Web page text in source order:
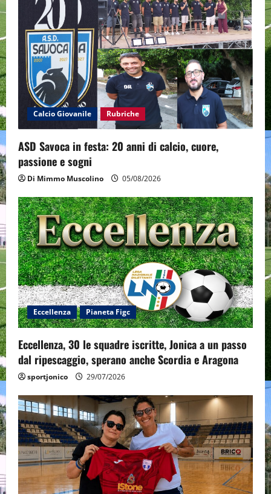
a
n
Calcio Giovanile Rubriche
ASD Savoca in festa: 20 anni di calcio, cuore,
passione e sogni
Di Mimmo Muscolino 05/08/2026
Eccellenza Pianeta Figc
Eccellenza, 30 le squadre iscritte, Jonica a un passo
dal ripescaggio, sperano anche Scordia e Aragona
sportjonico 29/07/2026